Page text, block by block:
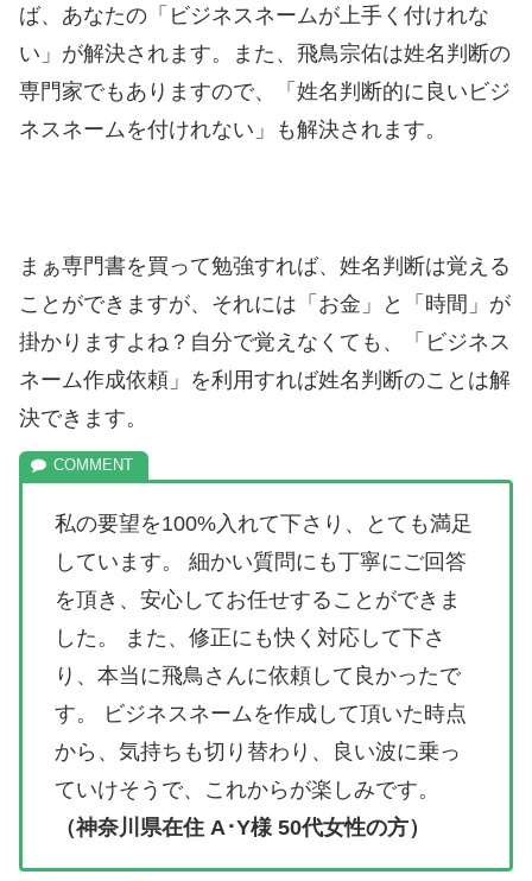
ば、あなたの「ビジネスネームが上手く付けれな
い」が解決されます。また、飛鳥宗佑は姓名判断の
専門家でもありますので、「姓名判断的に良いビジ
ネスネームを付けれない」も解決されます。
まぁ専門書を買って勉強すれば、姓名判断は覚える
ことができますが、それには「お金」と「時間」が
掛かりますよね？自分で覚えなくても、「ビジネス
ネーム作成依頼」を利用すれば姓名判断のことは解
決できます。
私の要望を100%入れて下さり、とても満足
しています。 細かい質問にも丁寧にご回答
を頂き、安心してお任せすることができま
した。 また、修正にも快く対応して下さ
り、本当に飛鳥さんに依頼して良かったで
す。 ビジネスネームを作成して頂いた時点
から、気持ちも切り替わり、良い波に乗っ
ていけそうで、これからが楽しみです。
（神奈川県在住 A･Y様 50代女性の方）